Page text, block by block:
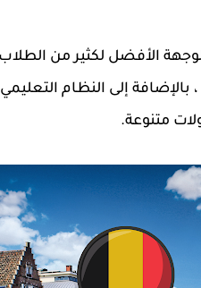
الأفضل لكثير من
إلى النظام
متنوعة.